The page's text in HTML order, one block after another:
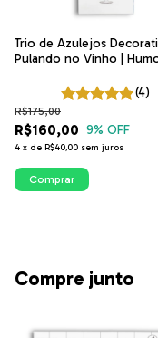
Trio de Azulejos
Pulando no Vinho |
(4)
R$160,00
R$175,00
9% OFF
4 x de R$40,00 sem juros
Comprar
Compre junto